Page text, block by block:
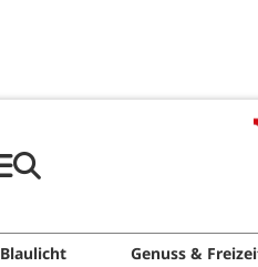
Blaulicht Genuss &